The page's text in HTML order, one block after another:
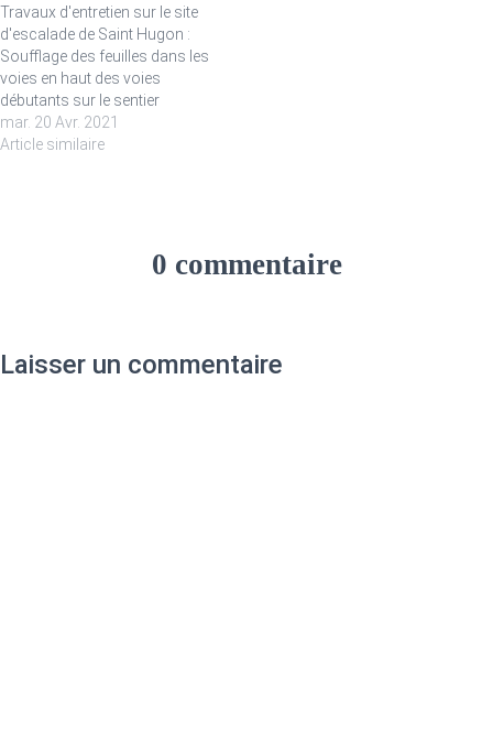
Travaux d'entretien sur le site
d'escalade de Saint Hugon :
Soufflage des feuilles dans les
voies en haut des voies
débutants sur le sentier
Quelques améliorations sur le
sentier (un peu de piochage,
mar. 20 Avr. 2021
Article similaire
0 commentaire
Laisser un commentaire